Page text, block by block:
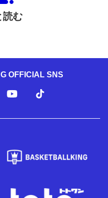
読む
OFFICIAL SNS